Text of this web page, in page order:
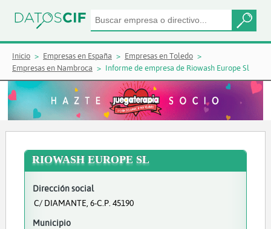
Inicio Empresas en España
Empresas en Toledo
Empresas en Nambroca
Informe de empresa de Riowash Europe Sl
RIOWASH EUROPE SL
Dirección social
C/ DIAMANTE, 6-C.P. 45190
Municipio